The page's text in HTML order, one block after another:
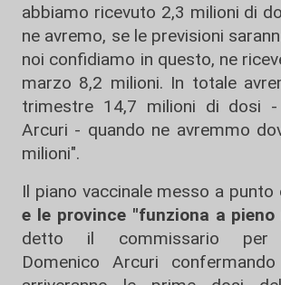
abbiamo ricevuto 2,3 milioni di
ne avremo, se le previsioni
noi confidiamo in questo, ne
marzo 8,2 milioni. In totale
trimestre 14,7 milioni di dosi -
Arcuri - quando ne avremmo
milioni".
Il piano vaccinale messo a punto
e le province "funziona a pieno
detto il commissario per
Domenico Arcuri